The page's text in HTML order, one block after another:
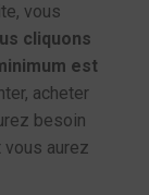
vous
cliquons
est
acheter
besoin
vous aurez